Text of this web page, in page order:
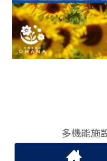
多機能施